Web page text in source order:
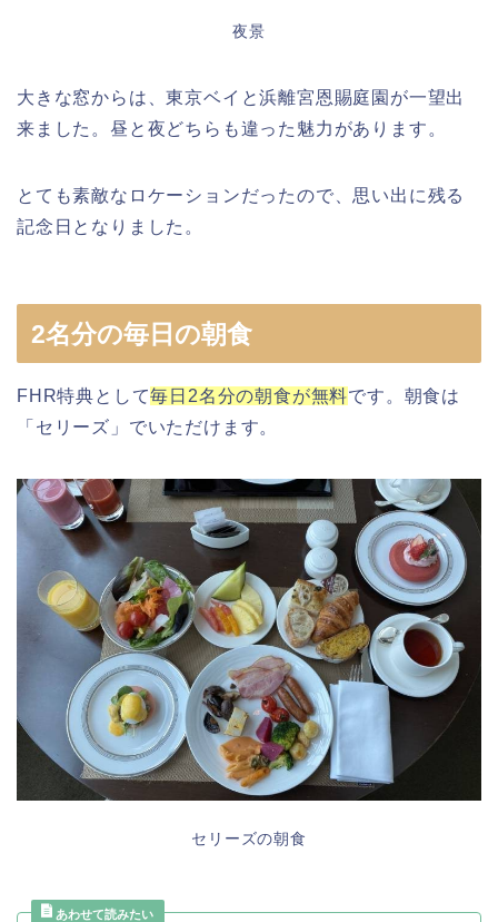
夜景
大きな窓からは、東京ベイと浜離宮恩賜庭園が一望出
来ました。昼と夜どちらも違った魅力があります。
とても素敵なロケーションだったので、思い出に残る
記念日となりました。
2名分の毎日の朝食
FHR特典として毎日2名分の朝食が無料です。朝食は
「セリーズ」でいただけます。
セリーズの朝食